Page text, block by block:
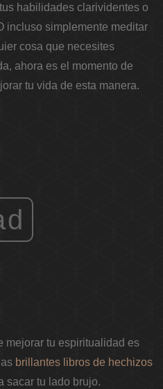
habilidades clarividentes o
incluso simplemente meditar
cosa que necesites
ahora es el momento de
tu vida de esta manera.
mejorar tu espiritualidad es
brillantes libros de hechizos
sacar tu lado brujo.